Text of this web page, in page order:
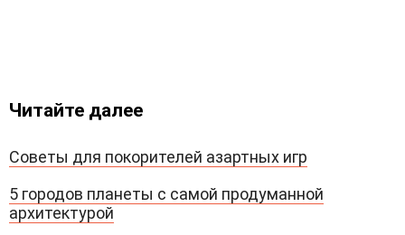
Читайте далее
Советы для покорителей азартных игр
5 городов планеты с самой продуманной
архитектурой